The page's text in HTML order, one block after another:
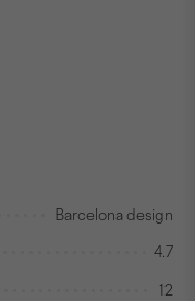
Barcelona design
4.7
12